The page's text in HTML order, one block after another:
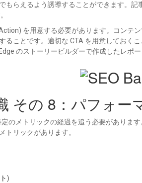
もらえるよう誘導することができます。
を用意する必要があります。コン
ることです。適切な CTA を用意してお
のストーリービルダーで作成したレポー
その 8：パフォー
のメトリックの経過を追う必要がありま
トリックがあります。
)